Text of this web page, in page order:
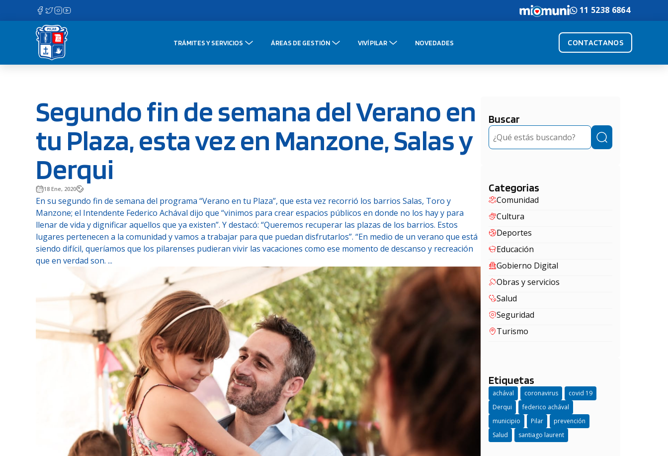
contenido
11 5238 6864
TRÁMITES Y SERVICIOS ÁREAS DE GESTIÓN VIVÍ PILAR NOVEDADES CONTACTANOS
Segundo fin de semana del Verano en
tu Plaza, esta vez en Manzone, Salas y
Derqui
18 Ene, 2020
En su segundo fin de semana del programa “Verano en tu Plaza”, que esta vez recorrió los barrios Salas, Toro y
Manzone; el Intendente Federico Achával dijo que “vinimos para crear espacios públicos en donde no los hay y para
llenar de vida y dignificar aquellos que ya existen”. Y destacó: “Queremos recuperar las plazas de los barrios. Estos
lugares pertenecen a la comunidad y vamos a trabajar para que puedan disfrutarlos”. “En medio de un verano que está
siendo difícil, queríamos que los pilarenses pudieran vivir las vacaciones como ese momento de descanso y recreación
que en verdad son. ...
Buscar
Buscar
Categorias
Comunidad
Cultura
Deportes
Educación
Gobierno Digital
Obras y servicios
Salud
Seguridad
Turismo
Etiquetas
achával coronavirus
covid 19
Derqui
federico achával
municipio
Pilar
prevención
Salud
santiago laurent